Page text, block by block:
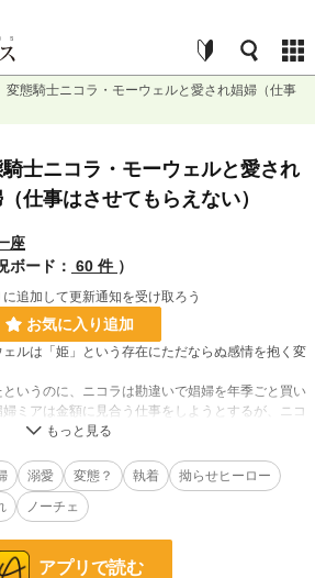
変態騎士ニコラ・モーウェルと愛され娼婦（仕事
士ニコラ・モーウェルと愛され
仕事はさせてもらえない）
座
ボード： 60 件 ）
追加して更新通知を受け取ろう
お気に入り追加
ルは「姫」という存在にただならぬ感情を抱く変
いうのに、ニコラは勘違いで娼婦を年季ごと買い
ミアは金額に見合う仕事をしようとするが、ニコ
ラの寝台にもぐり込む。
与える仕事は、どれも何かがおかしい……。
たい変態とのドタバタラブコメディ。
溺愛 変態？ 執着
拗らせヒーロー
ノーチェ
アプリで読む